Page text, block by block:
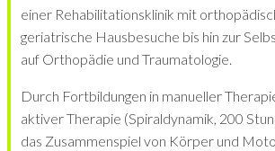
einer Rehabilitationsklinik mit
geriatrische Hausbesuche bis hin zur
auf Orthopädie und Traumatologie.
Durch Fortbildungen in manueller
aktiver Therapie (Spiraldynamik, 200
das Zusammenspiel von Körper und